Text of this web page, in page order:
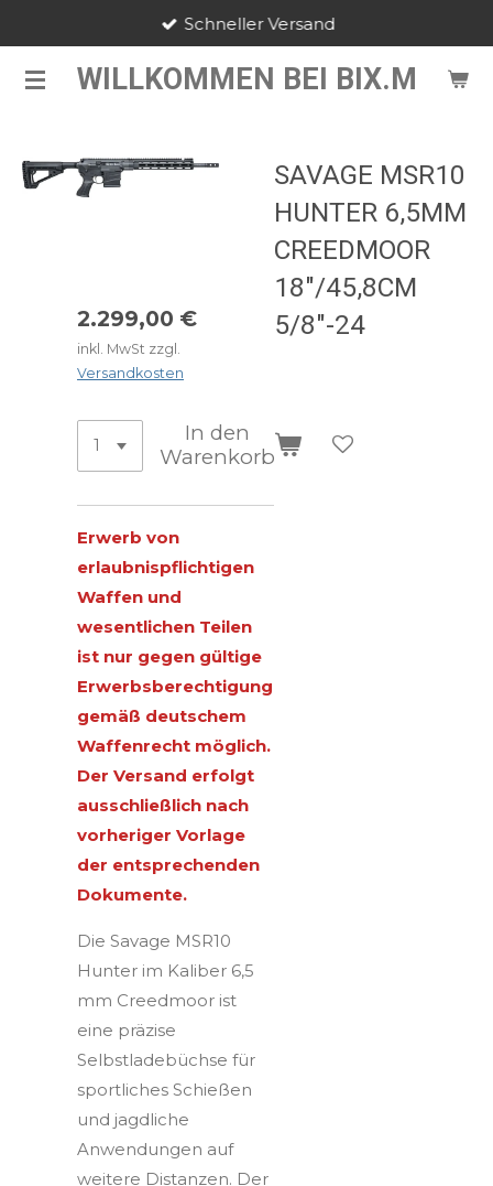
springen WILLKOMMEN BEI BIX.M
Schneller Versand
SAVAGE MSR10
HUNTER 6,5MM
CREEDMOOR
18"/45,8CM
5/8"-24
2.299,00 €
inkl. MwSt zzgl.
Versandkosten
In den
Warenkorb
Erwerb von
erlaubnispflichtigen
Waffen und
wesentlichen Teilen
ist nur gegen gültige
Erwerbsberechtigung
gemäß deutschem
Waffenrecht möglich.
Der Versand erfolgt
ausschließlich nach
vorheriger Vorlage
der entsprechenden
Dokumente.
Die Savage MSR10
Hunter im Kaliber 6,5
mm Creedmoor ist
eine präzise
Selbstladebüchse für
sportliches Schießen
und jagdliche
Anwendungen auf
weitere Distanzen. Der